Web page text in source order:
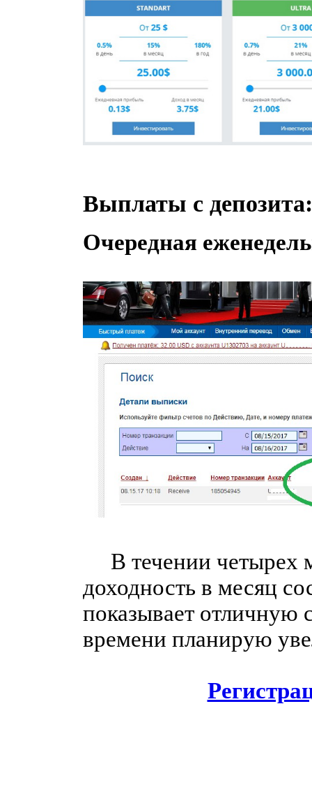
Выплаты с депозита:
Очередная
В течении четырех
доходность в месяц
показывает отличную
времени планирую